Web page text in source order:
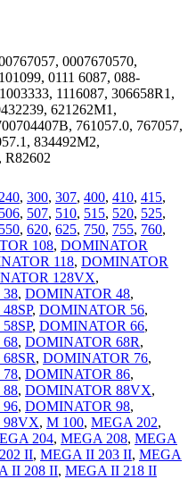
0007670570,
0111 6087, 088-
1116087, 306658R1,
621262M1,
761057.0, 767057,
834492M2,
R82602
240, 300, 307, 400, 410, 415,
506, 507, 510, 515, 520, 525,
550, 620, 625, 750, 755, 760,
108, DOMINATOR
118, DOMINATOR
128VX,
, DOMINATOR 48,
, DOMINATOR 56,
, DOMINATOR 66,
, DOMINATOR 68R,
, DOMINATOR 76,
, DOMINATOR 86,
, DOMINATOR 88VX,
, DOMINATOR 98,
98VX, M 100, MEGA 202,
204, MEGA 208, MEGA
II, MEGA II 203 II, MEGA
II 208 II, MEGA II 218 II